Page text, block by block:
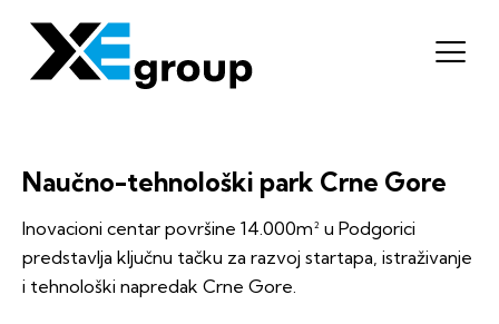
Naučno-tehnološki park Crne Gore
Inovacioni centar površine 14.000m² u Podgorici
predstavlja ključnu tačku za razvoj startapa, istraživanje
i tehnološki napredak Crne Gore.